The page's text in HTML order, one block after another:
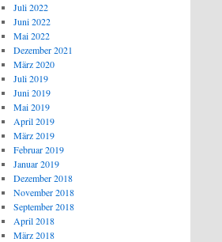
Juli 2022
Juni 2022
Mai 2022
Dezember 2021
März 2020
Juli 2019
Juni 2019
Mai 2019
April 2019
März 2019
Februar 2019
Januar 2019
Dezember 2018
November 2018
September 2018
April 2018
März 2018